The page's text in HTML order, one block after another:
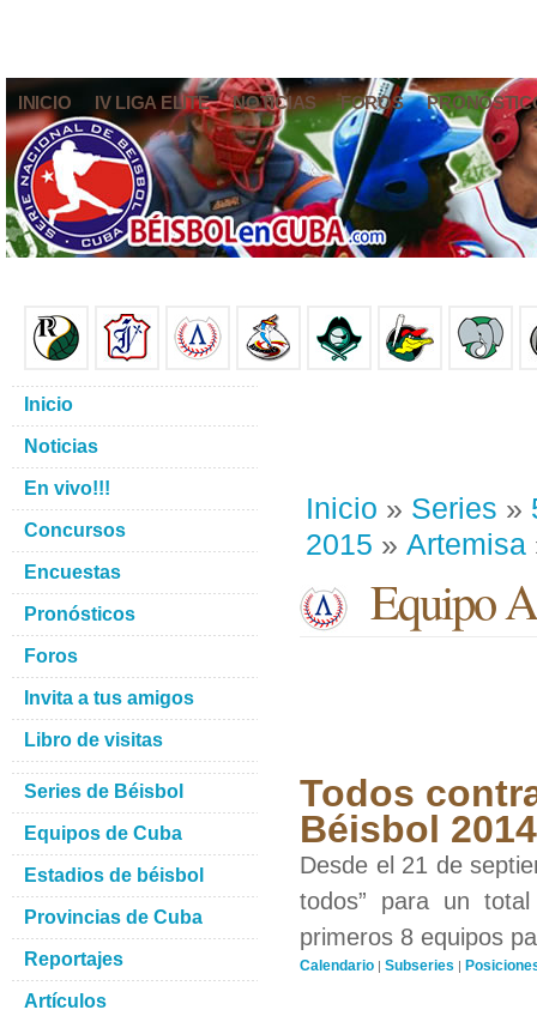
INICIO IV LIGA ELITE NOTICIAS FOROS
Inicio » Series »
2015 » Artemisa
Equipo
Todos
Béisbol
Desde el 21 de
todos” para un
primeros 8 equipos
Calendario | Subseries |
Inicio
Noticias
En vivo!!!
Concursos
Encuestas
Pronósticos
Foros
Invita a tus amigos
Libro de visitas
Series de Béisbol
Equipos de Cuba
Estadios de béisbol
Provincias de Cuba
Reportajes
Artículos